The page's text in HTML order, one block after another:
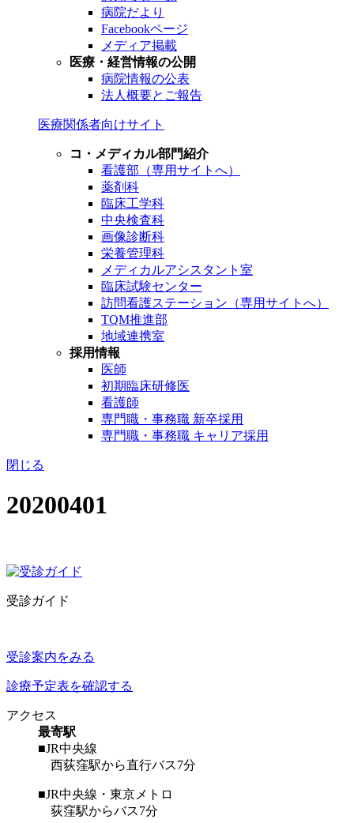
病院だより
Facebookページ
メディア掲載
医療・経営情報の公開
病院情報の公表
法人概要とご報告
医療関係者向けサイト
コ・メディカル部門紹介
看護部（専用サイトへ）
薬剤科
臨床工学科
中央検査科
画像診断科
栄養管理科
メディカルアシスタント室
臨床試験センター
訪問看護ステーション（専用サイトへ）
TQM推進部
地域連携室
採用情報
医師
初期臨床研修医
看護師
専門職・事務職 新卒採用
専門職・事務職 キャリア採用
閉じる
20200401
受診ガイド
受診案内をみる
診療予定表を確認する
アクセス
最寄駅
■JR中央線
西荻窪駅から直行バス7分
■JR中央線・東京メトロ
荻窪駅からバス7分